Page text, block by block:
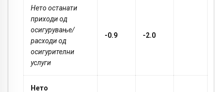
Нето останати
приходи од
осигурување/
расходи од
осигурителни
услуги
-0.9 -2.0
Нето